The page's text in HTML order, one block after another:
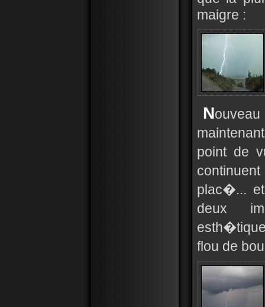
maigre :
N
point de
plac�...
deux
flou de